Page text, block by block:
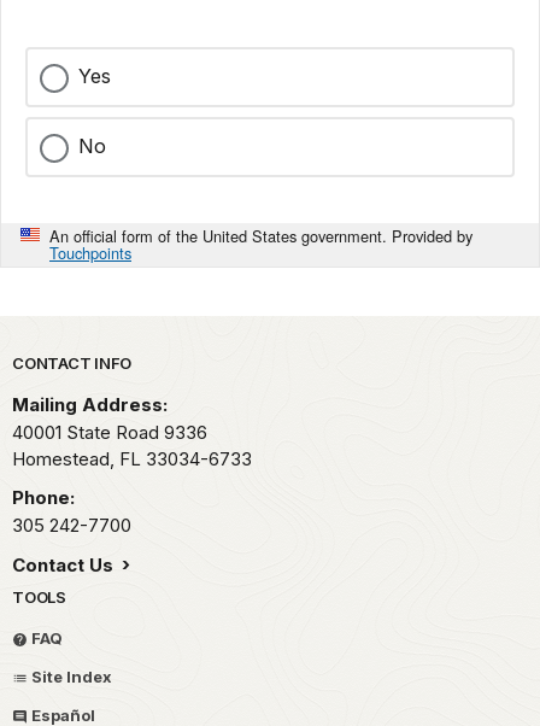
Yes
No
An official form of the United States government. Provided by
Touchpoints
Park footer
CONTACT INFO
Mailing Address:
40001 State Road 9336
Homestead, FL 33034-6733
Phone:
305 242-7700
Contact Us
TOOLS
FAQ
Site Index
Español